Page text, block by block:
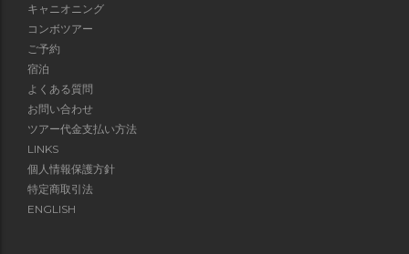
キャニオニング
コンボツアー
ご予約
宿泊
よくある質問
お問い合わせ
ツアー代金支払い方法
LINKS
個人情報保護方針
特定商取引法
ENGLISH